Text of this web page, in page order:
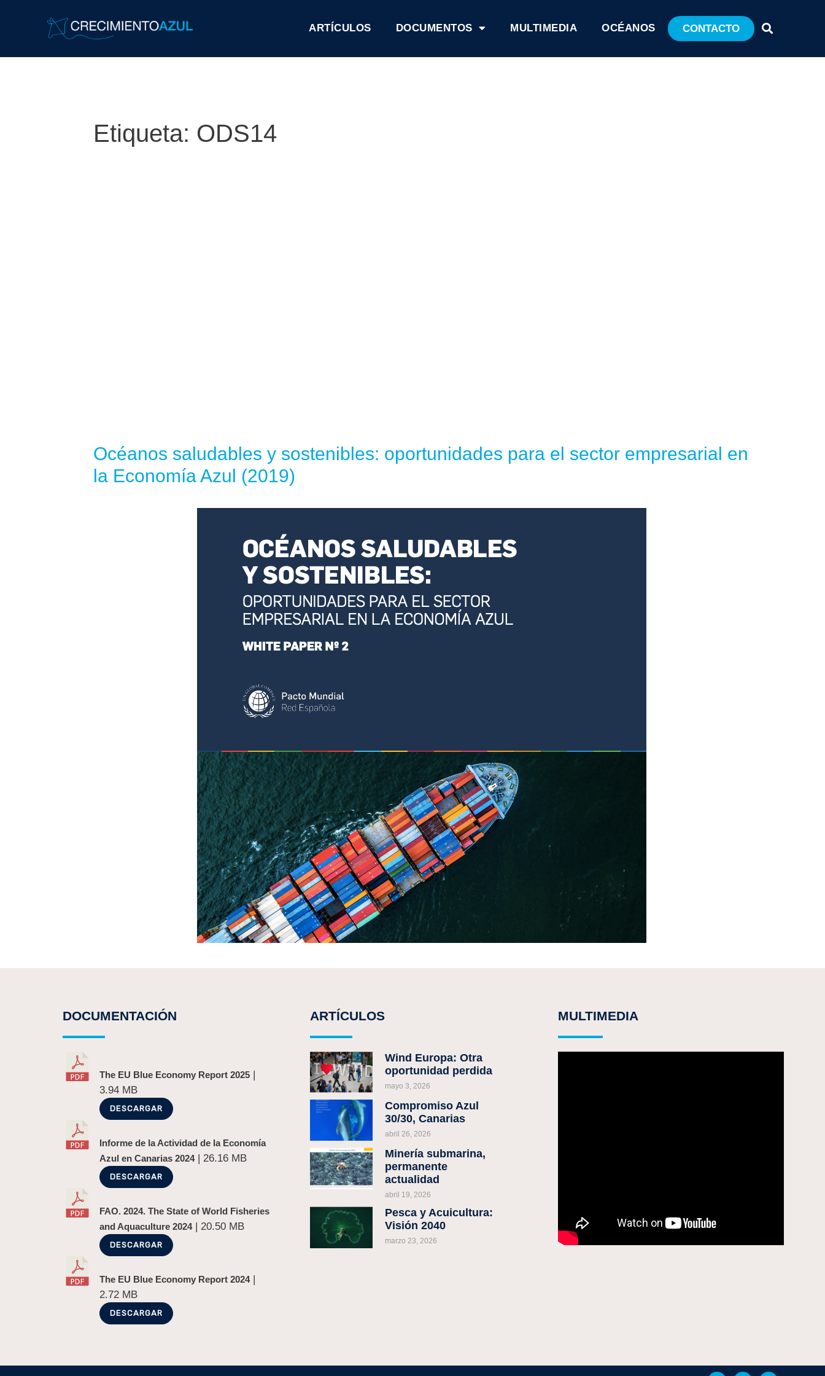
ARTÍCULOS DOCUMENTOS MULTIMEDIA OCÉANOS CONTACTO
Etiqueta: ODS14
Océanos saludables y sostenibles: oportunidades para el sector empresarial en
la Economía Azul (2019)
DOCUMENTACIÓN
The EU Blue Economy Report 2025 |
3.94 MB
DESCARGAR
Informe de la Actividad de la Economía
Azul en Canarias 2024| 26.16 MB
DESCARGAR
FAO. 2024. The State of World Fisheries
and Aquaculture 2024| 20.50 MB
DESCARGAR
The EU Blue Economy Report 2024|
2.72 MB
DESCARGAR
ARTÍCULOS
Wind Europa: Otra
oportunidad perdida
mayo 3, 2026
Compromiso Azul
30/30, Canarias
abril 26, 2026
Minería submarina,
permanente
actualidad
abril 19, 2026
Pesca y Acuicultura:
Visión 2040
marzo 23, 2026
MULTIMEDIA